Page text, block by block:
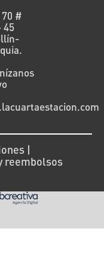
#
45
|
reembolsos